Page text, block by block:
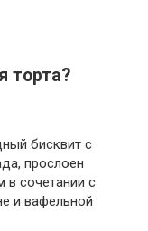
торта?
бисквит с
прослоен
сочетании с
и вафельной